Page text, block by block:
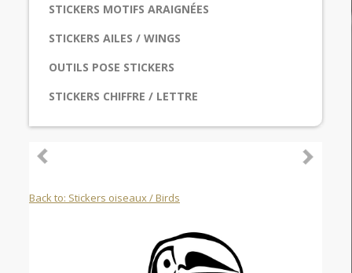
STICKERS MOTIFS ARAIGNÉES
STICKERS AILES / WINGS
OUTILS POSE STICKERS
STICKERS CHIFFRE / LETTRE
Back to: Stickers oiseaux / Birds